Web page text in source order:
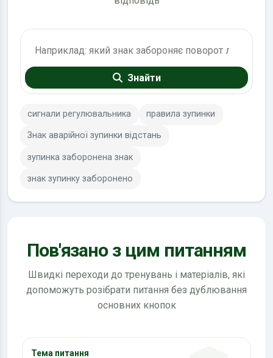
Знайти
сигнали регулювальника правила зупинки
Знак аварійної зупинки відстань
зупинка заборонена знак
знак зупинку заборонено
Пов'язано з цим питанням
Швидкі переходи до тренувань і матеріалів, які
допоможуть розібрати питання без дублювання
основних кнопок
Тема питання